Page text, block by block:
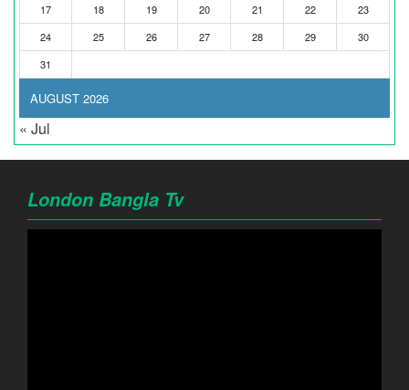
AUGUST 2026
17
18 19 20 21 22
23
24
25 26 27 28 29
30
31
« Jul
London Bangla Tv